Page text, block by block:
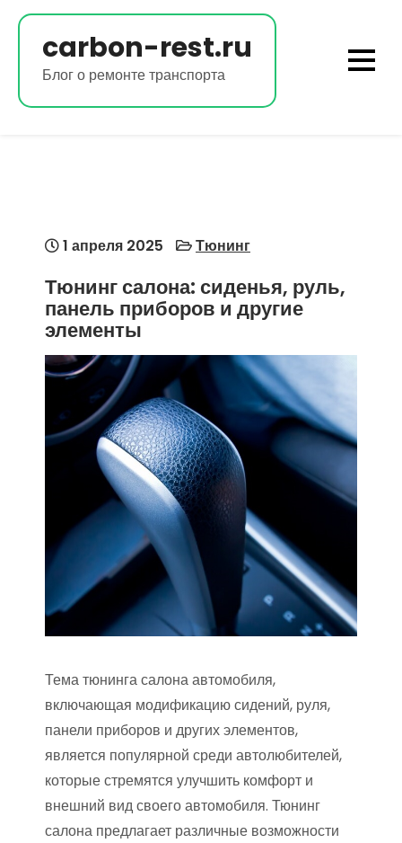
Перейти
содержимому
carbon-rest.ru
Блог о ремонте транспорта
1 апреля 2025 Тюнинг
Тюнинг салона: сиденья, руль,
панель приборов и другие
элементы
Тема тюнинга салона автомобиля,
включающая модификацию сидений, руля,
панели приборов и других элементов,
является популярной среди автолюбителей,
которые стремятся улучшить комфорт и
внешний вид своего автомобиля. Тюнинг
салона предлагает различные возможности